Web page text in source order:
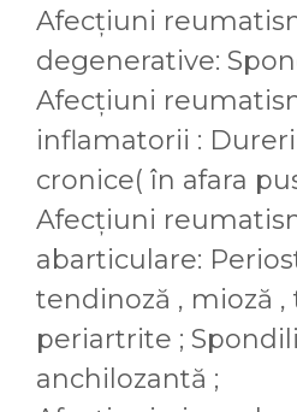
Afecțiuni
degenerative:
Afecțiuni
inflamatorii :
cronice( în afara
Afecțiuni
abarticulare:
tendinoză , mioză
periartrite ;
anchilozantă ;